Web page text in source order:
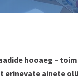
hooaeg –
ainete